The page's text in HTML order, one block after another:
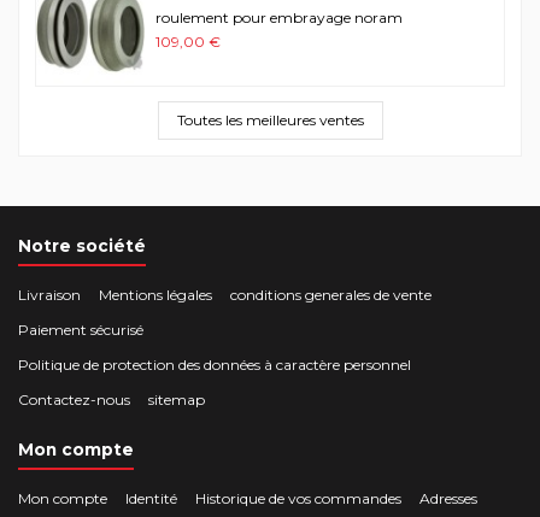
roulement pour embrayage noram
109,00 €
Toutes les meilleures ventes
Notre société
Livraison Mentions légales
conditions generales de vente
Paiement sécurisé
Politique de protection des données à caractère personnel
Contactez-nous
sitemap
Mon compte
Mon compte Identité Historique de vos commandes Adresses